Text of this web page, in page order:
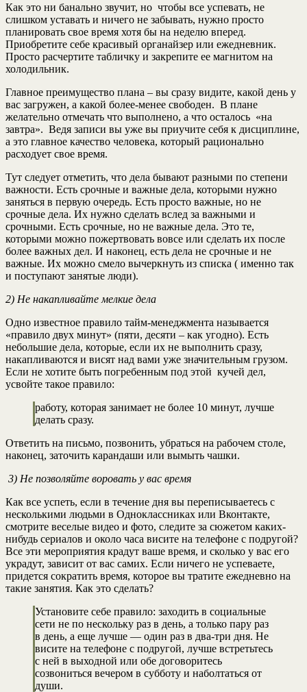
Как это ни банально звучит, но чтобы все успевать, не
слишком уставать и ничего не забывать, нужно просто
планировать свое время хотя бы на неделю вперед.
Приобретите себе красивый органайзер или ежедневник.
Просто расчертите табличку и закрепите ее магнитом на
холодильник.
Главное преимущество плана – вы сразу видите, какой день у
вас загружен, а какой более-менее свободен. В плане
желательно отмечать что выполнено, а что осталось «на
завтра». Ведя записи вы уже вы приучите себя к дисциплине,
а это главное качество человека, который рационально
расходует свое время.
Тут следует отметить, что дела бывают разными по степени
важности. Есть срочные и важные дела, которыми нужно
заняться в первую очередь. Есть просто важные, но не
срочные дела. Их нужно сделать вслед за важными и
срочными. Есть срочные, но не важные дела. Это те,
которыми можно пожертвовать вовсе или сделать их после
более важных дел. И наконец, есть дела не срочные и не
важные. Их можно смело вычеркнуть из списка ( именно так
и поступают занятые люди).
2) Не накапливайте мелкие дела
Одно известное правило тайм-менеджмента называется
«правило двух минут» (пяти, десяти – как угодно). Есть
небольшие дела, которые, если их не выполнить сразу,
накапливаются и висят над вами уже значительным грузом.
Если не хотите быть погребенным под этой кучей дел,
усвойте такое правило:
работу, которая занимает не более 10 минут, лучше
делать сразу.
Ответить на письмо, позвонить, убраться на рабочем столе,
наконец, заточить карандаши или вымыть чашки.
3) Не позволяйте воровать у вас время
Как все успеть, если в течение дня вы переписываетесь с
несколькими людьми в Одноклассниках или Вконтакте,
смотрите веселые видео и фото, следите за сюжетом каких-
нибудь сериалов и около часа висите на телефоне с подругой?
Все эти мероприятия крадут ваше время, и сколько у вас его
украдут, зависит от вас самих. Если ничего не успеваете,
придется сократить время, которое вы тратите ежедневно на
такие занятия. Как это сделать?
Установите себе правило: заходить в социальные
сети не по нескольку раз в день, а только пару раз
в день, а еще лучше — один раз в два-три дня. Не
висите на телефоне с подругой, лучше встретьтесь
с ней в выходной или обе договоритесь
созвониться вечером в субботу и наболтаться от
души.